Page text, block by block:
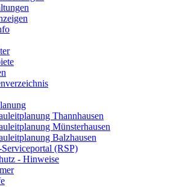
Thannhausen
Münsterhausen
Balzhausen
Serviceportal (RSP)
- Hinweise